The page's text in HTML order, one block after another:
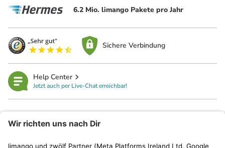
6.2 Mio. limango Pakete pro Jahr
Sichere Verbindung
Help Center
Jetzt auch per Live-Chat erreichbar!